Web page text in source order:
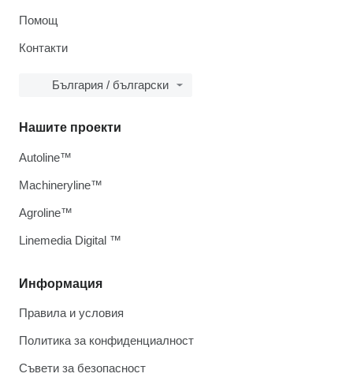
Помощ
Контакти
България / български
Информация
Правила и условия
Политика за конфиденциалност
Съвети за безопасност
Нашите проекти
Autoline™
Machineryline™
Agroline™
Linemedia Digital ™